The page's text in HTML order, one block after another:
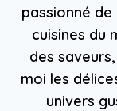
passionné
cuisines du
des
moi les
univers